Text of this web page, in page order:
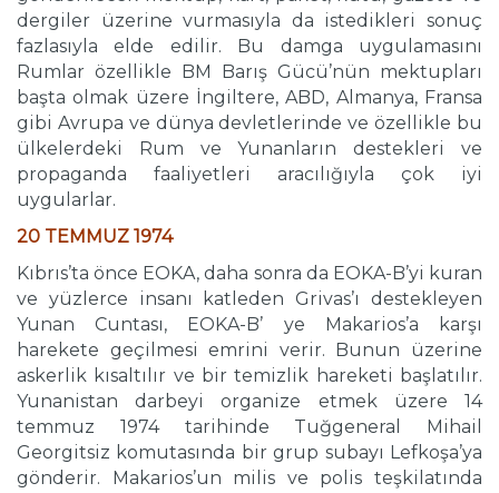
dergiler üzerine vurmasıyla da istedikleri sonuç
fazlasıyla elde edilir. Bu damga uygulamasını
Rumlar özellikle BM Barış Gücü’nün mektupları
başta olmak üzere İngiltere, ABD, Almanya, Fransa
gibi Avrupa ve dünya devletlerinde ve özellikle bu
ülkelerdeki Rum ve Yunanların destekleri ve
propaganda faaliyetleri aracılığıyla çok iyi
uygularlar.
20 TEMMUZ 1974
Kıbrıs’ta önce EOKA, daha sonra da EOKA-B’yi kuran
ve yüzlerce insanı katleden Grivas’ı destekleyen
Yunan Cuntası, EOKA-B’ ye Makarios’a karşı
harekete geçilmesi emrini verir. Bunun üzerine
askerlik kısaltılır ve bir temizlik hareketi başlatılır.
Yunanistan darbeyi organize etmek üzere 14
temmuz 1974 tarihinde Tuğgeneral Mihail
Georgitsiz komutasında bir grup subayı Lefkoşa’ya
gönderir. Makarios’un milis ve polis teşkilatında